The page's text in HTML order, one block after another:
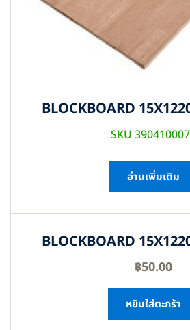
BLOCKBOARD
SKU
อ่านเพิ่มเติม
BLOCKBOARD
฿50.00
หยิบใส่ตะกร้า